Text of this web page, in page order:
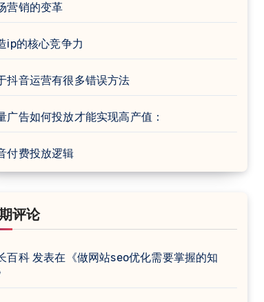
营销的变革
ip的核心竞争力
抖音运营有很多错误方法
广告如何投放才能实现高产值：
付费投放逻辑
评论
百科发表在《做网站seo优化需要掌握的知